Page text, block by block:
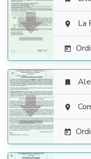
  La




